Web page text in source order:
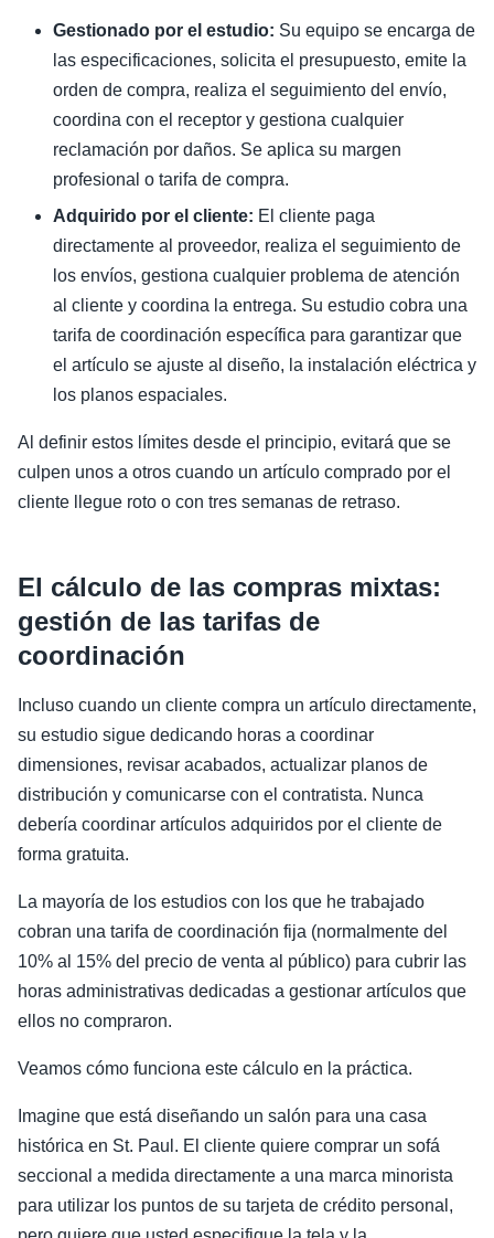
Gestionado por el estudio: Su equipo se encarga de
las especificaciones, solicita el presupuesto, emite la
orden de compra, realiza el seguimiento del envío,
coordina con el receptor y gestiona cualquier
reclamación por daños. Se aplica su margen
profesional o tarifa de compra.
Adquirido por el cliente: El cliente paga
directamente al proveedor, realiza el seguimiento de
los envíos, gestiona cualquier problema de atención
al cliente y coordina la entrega. Su estudio cobra una
tarifa de coordinación específica para garantizar que
el artículo se ajuste al diseño, la instalación eléctrica y
los planos espaciales.
Al definir estos límites desde el principio, evitará que se
culpen unos a otros cuando un artículo comprado por el
cliente llegue roto o con tres semanas de retraso.
El cálculo de las compras mixtas:
gestión de las tarifas de
coordinación
Incluso cuando un cliente compra un artículo directamente,
su estudio sigue dedicando horas a coordinar
dimensiones, revisar acabados, actualizar planos de
distribución y comunicarse con el contratista. Nunca
debería coordinar artículos adquiridos por el cliente de
forma gratuita.
La mayoría de los estudios con los que he trabajado
cobran una tarifa de coordinación fija (normalmente del
10% al 15% del precio de venta al público) para cubrir las
horas administrativas dedicadas a gestionar artículos que
ellos no compraron.
Veamos cómo funciona este cálculo en la práctica.
Imagine que está diseñando un salón para una casa
histórica en St. Paul. El cliente quiere comprar un sofá
seccional a medida directamente a una marca minorista
para utilizar los puntos de su tarjeta de crédito personal,